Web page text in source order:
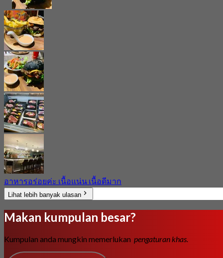
อาหารอร่อยค่ะ เนื้อแน่น เนื้อดีมาก
Lihat lebih banyak ulasan
Makan kumpulan besar?
Kumpulan anda mungkin memerlukan pengaturan khas.